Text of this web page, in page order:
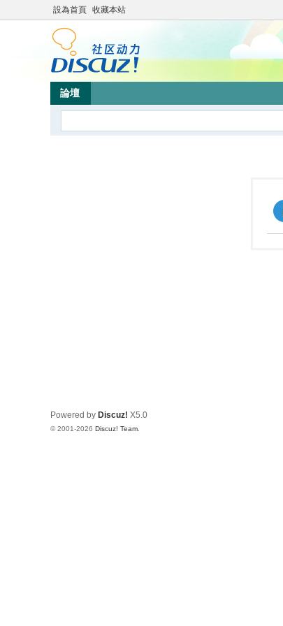
設為首頁 收藏本站
論壇
Powered by Discuz! X5.0
© 2001-2026 Discuz! Team